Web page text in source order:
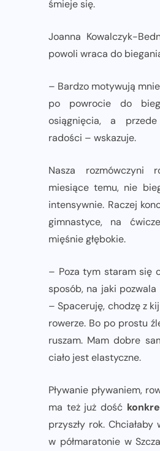
śmieje się.
Joanna Kowalczyk-
powoli wraca do
– Bardzo motywują
po powrocie do
osiągnięcia, a
radości – wskazuje.
Nasza rozmówczyni
miesiące temu, nie
intensywnie. Raczej
gimnastyce, na
mięśnie głębokie.
– Poza tym staram się
sposób, na jaki
– Spaceruję, chodzę z
rowerze. Bo po prostu
ruszam. Mam dobre
ciało jest elastyczne.
Pływanie pływaniem,
ma też już dość
przyszły rok.
w półmaratonie w